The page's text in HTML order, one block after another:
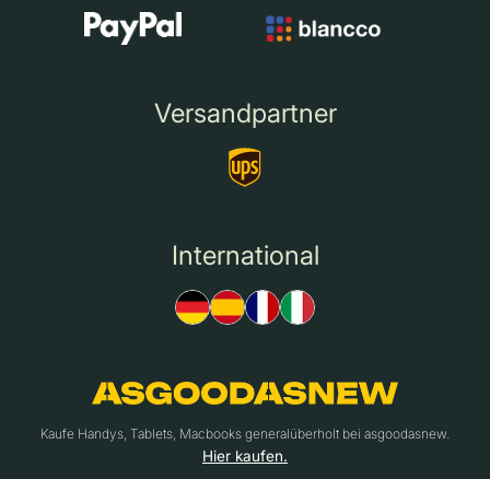
Versandpartner
International
Kaufe Handys, Tablets, Macbooks generalüberholt bei asgoodasnew.
Hier kaufen.